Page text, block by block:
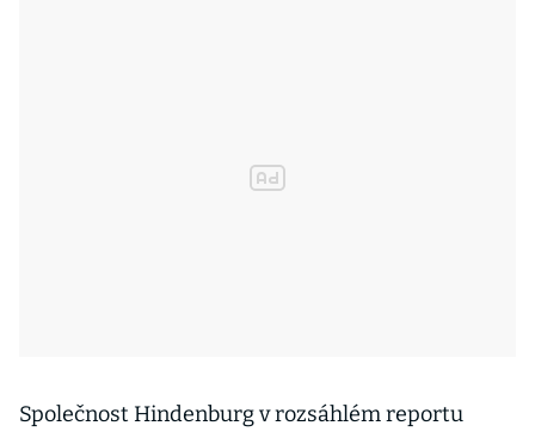
Společnost Hindenburg v rozsáhlém reportu